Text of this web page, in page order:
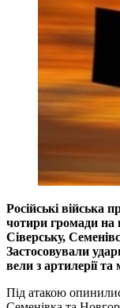
Російські війська
чотири громади на
Сіверську,
Застосовували
вели з артилерії та
Під атакою